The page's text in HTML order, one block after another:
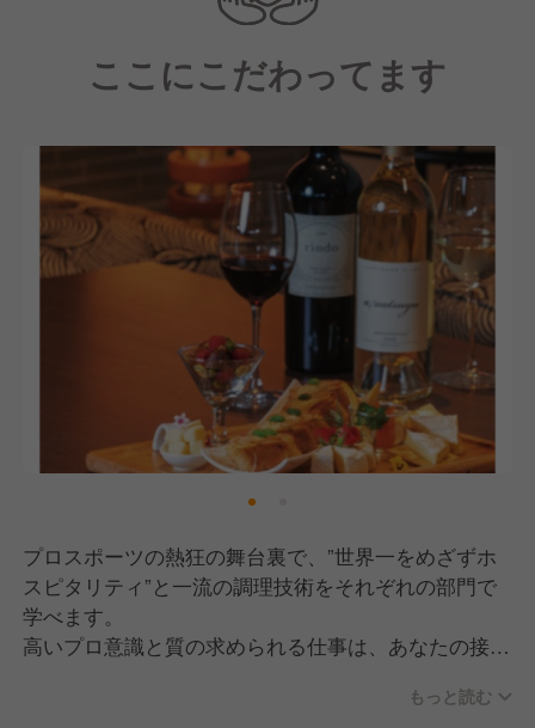
ここにこだわってます
プロスポーツの熱狂の舞台裏で、”世界一をめざずホ
スピタリティ”と一流の調理技術をそれぞれの部門で
学べます。
高いプロ意識と質の求められる仕事は、あなたの接
もっと読む